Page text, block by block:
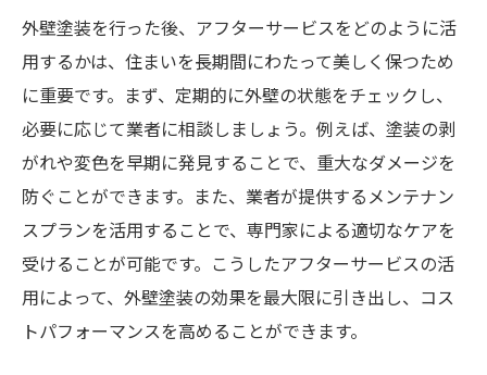
外壁塗装を行った後、アフターサービスをどのように活
用するかは、住まいを長期間にわたって美しく保つため
に重要です。まず、定期的に外壁の状態をチェックし、
必要に応じて業者に相談しましょう。例えば、塗装の剥
がれや変色を早期に発見することで、重大なダメージを
防ぐことができます。また、業者が提供するメンテナン
スプランを活用することで、専門家による適切なケアを
受けることが可能です。こうしたアフターサービスの活
用によって、外壁塗装の効果を最大限に引き出し、コス
トパフォーマンスを高めることができます。